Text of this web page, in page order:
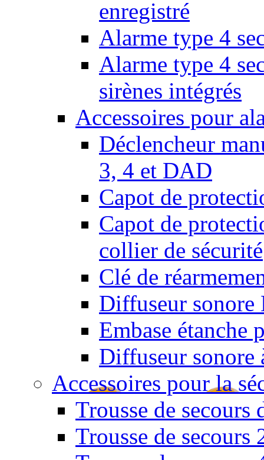
enregistré
Alarme type 4
Alarme type 4
sirènes intégrés
Accessoires pour
Déclencheur
3, 4 et DAD
Capot de
Capot de
collier de sécurité
Clé de
Diffuseur sonore
Embase étanche
Diffuseur sonore
Accessoires pour la
Trousse de secours
Trousse de secours